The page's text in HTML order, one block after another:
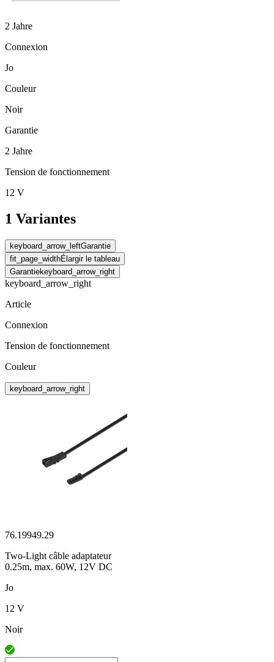
2 Jahre
Connexion
Jo
Couleur
Noir
Garantie
2 Jahre
Tension de fonctionnement
12 V
1 Variantes
keyboard_arrow_leftGarantie
fit_page_widthÉlargir le tableau
Garantiekeyboard_arrow_right
keyboard_arrow_right
Article
Connexion
Tension de fonctionnement
Couleur
keyboard_arrow_right
76.19949.29
Two-Light câble adaptateur
0.25m, max. 60W, 12V DC
Jo
12 V
Noir